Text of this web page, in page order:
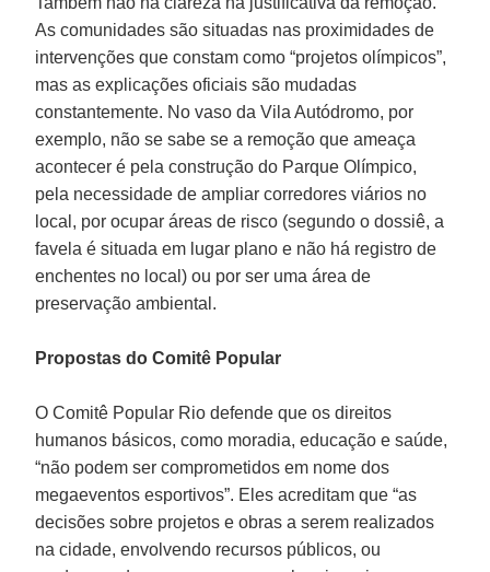
As comunidades são situadas nas proximidades de
intervenções que constam como “projetos olímpicos”,
mas as explicações oficiais são mudadas
constantemente. No vaso da Vila Autódromo, por
exemplo, não se sabe se a remoção que ameaça
acontecer é pela construção do Parque Olímpico,
pela necessidade de ampliar corredores viários no
local, por ocupar áreas de risco (segundo o dossiê, a
favela é situada em lugar plano e não há registro de
enchentes no local) ou por ser uma área de
preservação ambiental.
Propostas do Comitê Popular
O Comitê Popular Rio defende que os direitos
humanos básicos, como moradia, educação e saúde,
“não podem ser comprometidos em nome dos
megaeventos esportivos”. Eles acreditam que “as
decisões sobre projetos e obras a serem realizados
na cidade, envolvendo recursos públicos, ou